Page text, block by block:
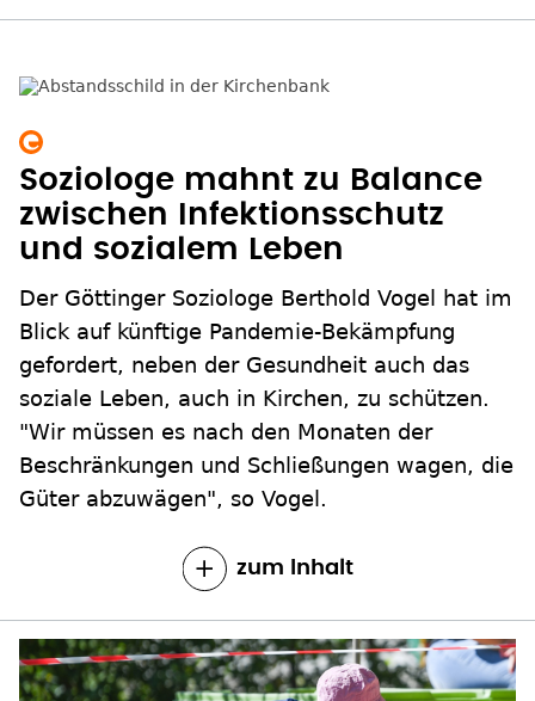
Soziologe mahnt zu Balance
zwischen Infektionsschutz
und sozialem Leben
Der Göttinger Soziologe Berthold Vogel hat im
Blick auf künftige Pandemie-Bekämpfung
gefordert, neben der Gesundheit auch das
soziale Leben, auch in Kirchen, zu schützen.
"Wir müssen es nach den Monaten der
Beschränkungen und Schließungen wagen, die
Güter abzuwägen", so Vogel.
zum Inhalt